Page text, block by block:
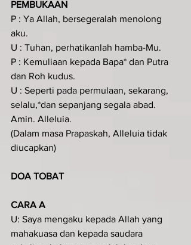
PEMBUKAAN
P : Ya Allah, bersegeralah menolong
aku.
U : Tuhan, perhatikanlah hamba-Mu.
P : Kemuliaan kepada Bapa* dan Putra
dan Roh kudus.
U : Seperti pada permulaan, sekarang,
selalu,*dan sepanjang segala abad.
Amin. Alleluia.
(Dalam masa Prapaskah, Alleluia tidak
diucapkan)
DOA TOBAT
CARA A
U: Saya mengaku kepada Allah yang
mahakuasa dan kepada saudara